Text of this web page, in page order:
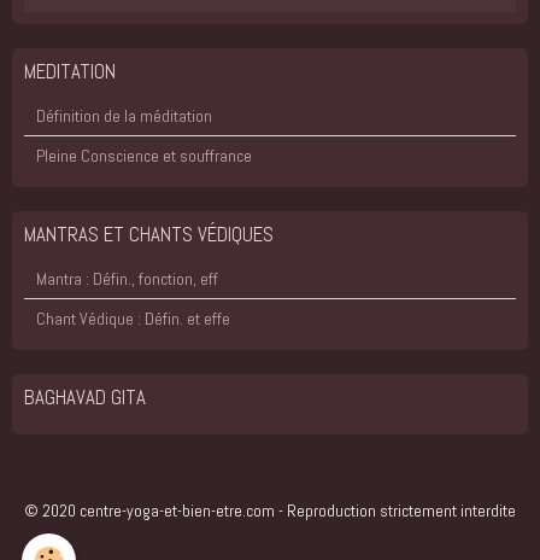
MEDITATION
Définition de la méditation
Pleine Conscience et souffrance
MANTRAS ET CHANTS VÉDIQUES
Mantra : Défin., fonction, eff
Chant Védique : Défin. et effe
BAGHAVAD GITA
© 2020 centre-yoga-et-bien-etre.com - Reproduction strictement interdite